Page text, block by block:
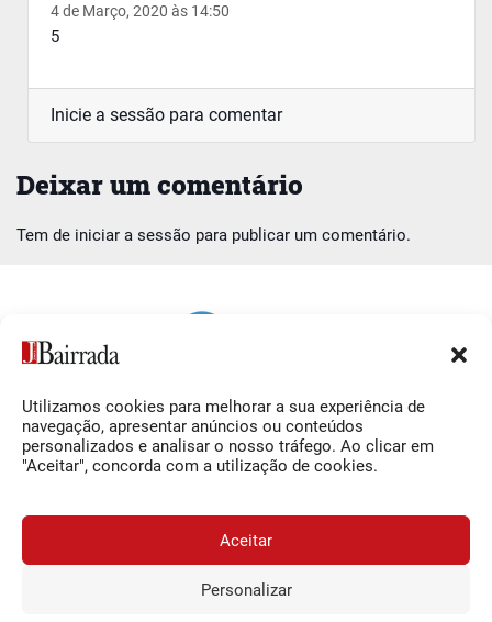
Utilizamos cookies para melhorar a sua experiência de
navegação, apresentar anúncios ou conteúdos
personalizados e analisar o nosso tráfego. Ao clicar em
"Aceitar", concorda com a utilização de cookies.
Aceitar
Personalizar
4 de Março, 2020 às 14:50
5
Inicie a sessão para comentar
Deixar um comentário
Tem de iniciar a sessão para publicar um comentário.
Siga-nos
Facebook
O Jornal da Bairrada
Contactos
Termos e Condições